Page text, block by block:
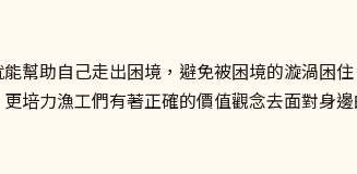
幫助自己走出困境，避免被困境的漩渦困
培力漁工們有著正確的價值觀念去面對身